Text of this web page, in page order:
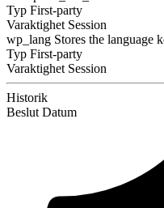
Typ First-party
Varaktighet Session
wp_lang Stores the language
Typ First-party
Varaktighet Session
Historik
Beslut Datum